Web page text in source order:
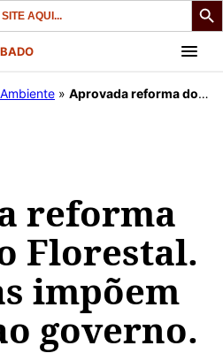
» Aprovada reforma do Código Florestal. Ruralistas impõem derrota ao governo.
reforma
Florestal.
impõem
governo.